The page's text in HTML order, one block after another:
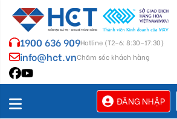
1900 636 909Hotline (T2–6: 8:30–17:30)
info@hct.vnChăm sóc khách hàng
ĐĂNG NHẬP